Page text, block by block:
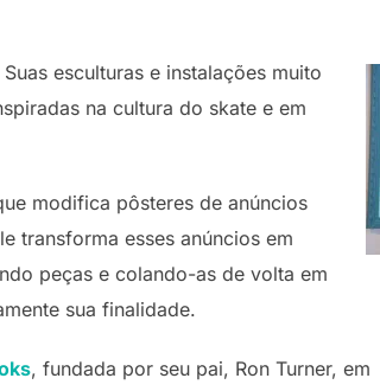
esculturas e instalações muito
na cultura do skate e em
modifica pôsteres de anúncios
transforma esses anúncios em
peças e colando-as de volta em
sua finalidade.
, fundada por seu pai, Ron Turner, em